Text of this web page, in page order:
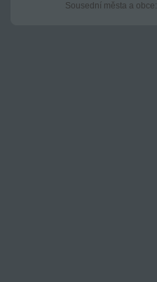
Sousední města a obce: